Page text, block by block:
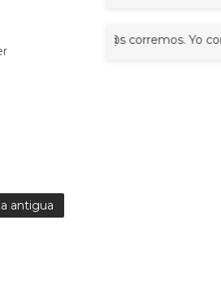
antigua
Tod@s corremos. Yo corro,